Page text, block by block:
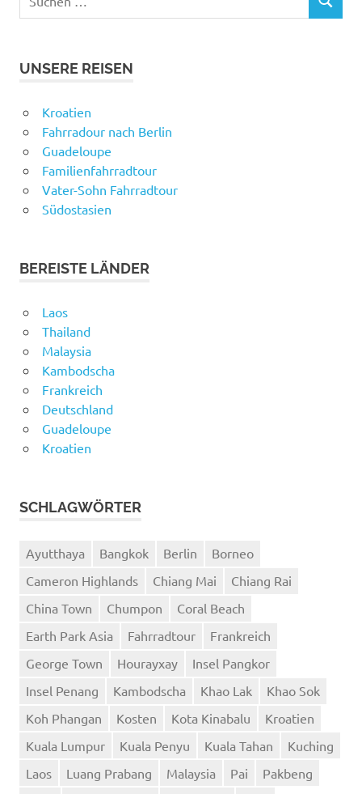
nach:
SUCHEN
UNSERE REISEN
Kroatien
Fahrradour nach Berlin
Guadeloupe
Familienfahrradtour
Vater-Sohn Fahrradtour
Südostasien
BEREISTE LÄNDER
Laos
Thailand
Malaysia
Kambodscha
Frankreich
Deutschland
Guadeloupe
Kroatien
SCHLAGWÖRTER
Ayutthaya Bangkok Berlin
Borneo
Cameron Highlands
Chiang Mai
Chiang Rai
China Town
Chumpon
Coral Beach
Earth Park Asia
Fahrradtour
Frankreich
George Town
Hourayxay
Insel Pangkor
Insel Penang
Kambodscha Khao Lak
Khao Sok
Koh Phangan
Kosten Kota Kinabalu
Kroatien
Kuala Lumpur
Kuala Penyu Kuala Tahan
Kuching
Laos
Luang Prabang Malaysia Pai
Pakbeng